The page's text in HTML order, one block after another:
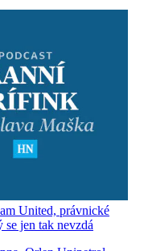
United, právnické
jen tak nevzdá